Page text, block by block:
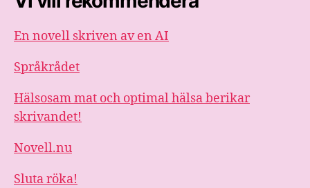
En novell skriven av en AI
Språkrådet
Hälsosam mat och optimal hälsa berikar
skrivandet!
Novell.nu
Sluta röka!